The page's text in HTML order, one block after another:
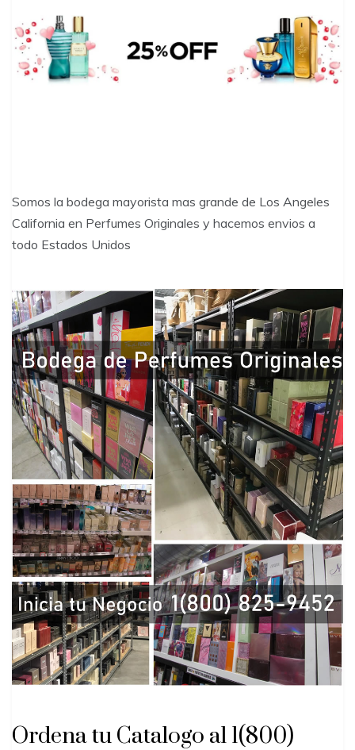
Somos la bodega mayorista mas grande de Los Angeles
California en Perfumes Originales y hacemos envios a
todo Estados Unidos
Ordena tu Catalogo al 1(800)